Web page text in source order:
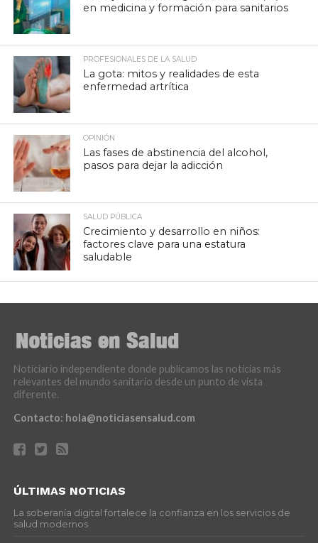
en medicina y formación para sanitarios
PROFESIONALES DE LA SALUD
La gota: mitos y realidades de esta
enfermedad artrítica
OPINIÓN
Las fases de abstinencia del alcohol,
pasos para dejar la adicción
SALUD PÚBLICA
Crecimiento y desarrollo en niños:
factores clave para una estatura
saludable
Noticiario independiente donde publicamos las noticias más
relevantes del mundo sanitario desde un punto de vista
diferente.
Contacto: hola@noticiasensalud.com
ÚLTIMAS NOTICIAS
La soberanía digital fortalece la confianza en los servicios de
salud modernos